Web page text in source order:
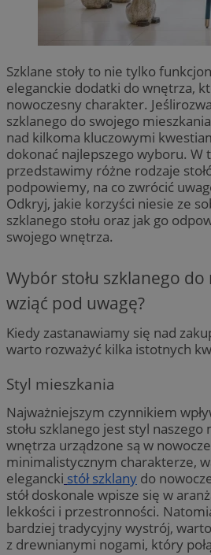
Szklane stoły to nie tylko
eleganckie dodatki do wnętrza,
nowoczesny charakter.
szklanego do swojego
nad kilkoma kluczowymi
dokonać najlepszego wyboru. W
przedstawimy różne rodzaje
podpowiemy, na co zwrócić
Odkryj, jakie korzyści niesie ze
szklanego stołu oraz jak go
swojego wnętrza.
Wybór stołu szklanego do
wziąć pod uwagę?
Kiedy zastanawiamy się nad
warto rozważyć kilka istotnych
Styl mieszkania
Najważniejszym czynnikiem
stołu szklanego jest styl naszego
wnętrza urządzone są w
minimalistycznym charakterze,
elegancki stół szklany do
stół doskonale wpisze się w
lekkości i przestronności.
bardziej tradycyjny wystrój,
z drewnianymi nogami, który